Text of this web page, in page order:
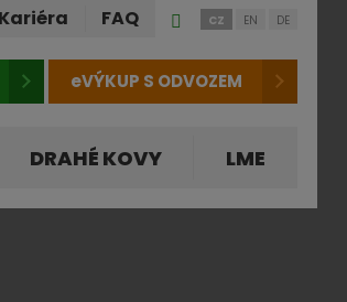
Kariéra FAQ
eVÝKUP S ODVOZEM
Přihlášení
klienstké
CZ EN DE
DRAHÉ KOVY LME